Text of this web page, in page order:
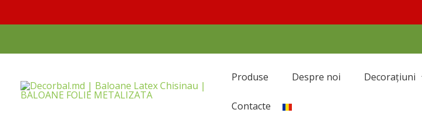
Produse Despre noi Decorațiuni
Contacte